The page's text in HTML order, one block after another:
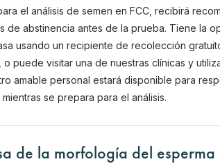
el análisis de semen en FCC, recibirá
de abstinencia antes de la prueba. Tiene la
usando un recipiente de recolección
puede visitar una de nuestras clínicas y
amable personal estará disponible para
se prepara para el análisis.
de la morfología del